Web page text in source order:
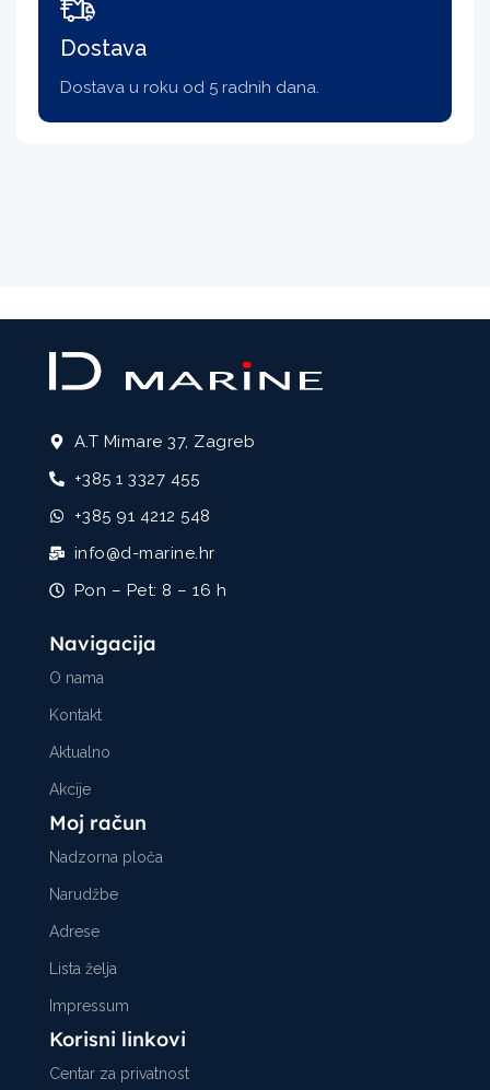
Dostava
Dostava u roku od 5 radnih dana.
A.T Mimare 37, Zagreb
+385 1 3327 455
+385 91 4212 548
info@d-marine.hr
Pon – Pet: 8 – 16 h
Navigacija
O nama
Kontakt
Aktualno
Akcije
Moj račun
Nadzorna ploča
Narudžbe
Adrese
Lista želja
Impressum
Korisni linkovi
Centar za privatnost